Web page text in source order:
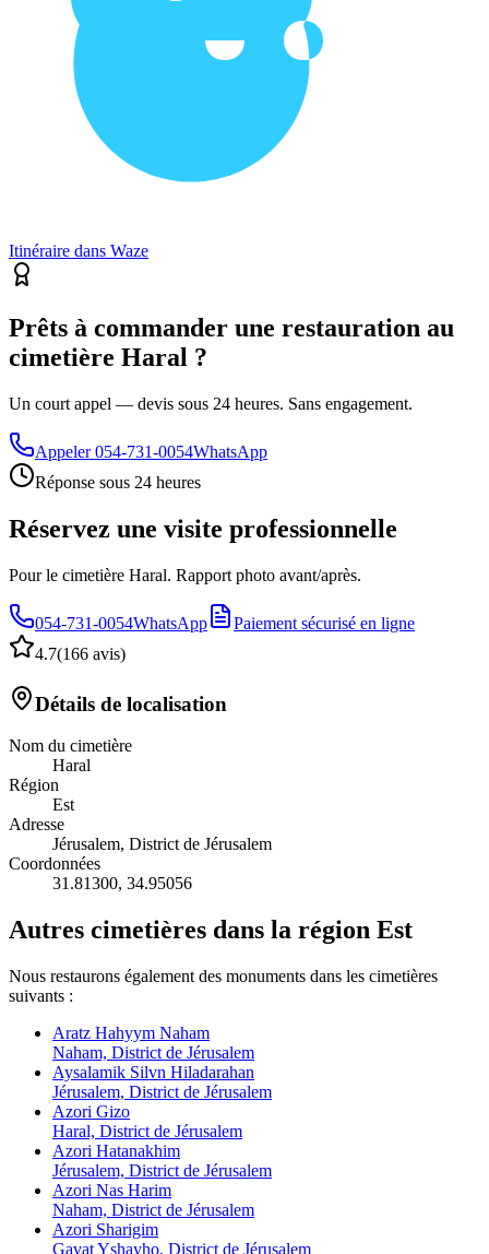
Itinéraire dans Waze
Prêts à commander une restauration au
cimetière Haral ?
Un court appel — devis sous 24 heures. Sans engagement.
Appeler 054-731-0054WhatsApp
Réponse sous 24 heures
Réservez une visite professionnelle
Pour le cimetière Haral. Rapport photo avant/après.
054-731-0054WhatsApp
Paiement sécurisé en ligne
4.7(166 avis)
Détails de localisation
Nom du cimetière
Haral
Région
Est
Adresse
Jérusalem, District de Jérusalem
Coordonnées
31.81300, 34.95056
Autres cimetières dans la région Est
Nous restaurons également des monuments dans les cimetières
suivants :
Aratz Hahyym Naham
Naham, District de Jérusalem
Aysalamik Silvn Hiladarahan
Jérusalem, District de Jérusalem
Azori Gizo
Haral, District de Jérusalem
Azori Hatanakhim
Jérusalem, District de Jérusalem
Azori Nas Harim
Naham, District de Jérusalem
Azori Sharigim
Gavat Yshayho, District de Jérusalem